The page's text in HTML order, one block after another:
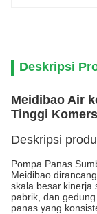
Deskripsi
Meidibao Air
Tinggi
Deskripsi
Pompa Panas
Meidibao
skala besar.kinerja
pabrik, dan
panas yang